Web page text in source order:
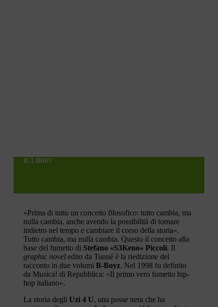
IL LIBRO
«Prima di tutto un concetto filosofico: tutto cambia, ma
nulla cambia, anche avendo la possibilità di tornare
indietro nel tempo e cambiare il corso della storia».
Tutto cambia, ma nulla cambia. Questo il concetto alla
base del fumetto di Stefano «S3Keno» Piccoli. Il
graphic novel edito da Tunué è la riedizione del
racconto in due volumi B-Boyz. Nel 1998 fu definito
da Musica! di Repubblica: «Il primo vero fumetto hip-
hop italiano».
La storia degli Uzi 4 U, una posse nera che ha